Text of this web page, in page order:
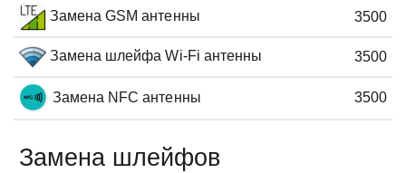
Замена GSM антенны 3500
Замена шлейфа Wi-Fi антенны 3500
Замена NFC антенны 3500
Замена шлейфов